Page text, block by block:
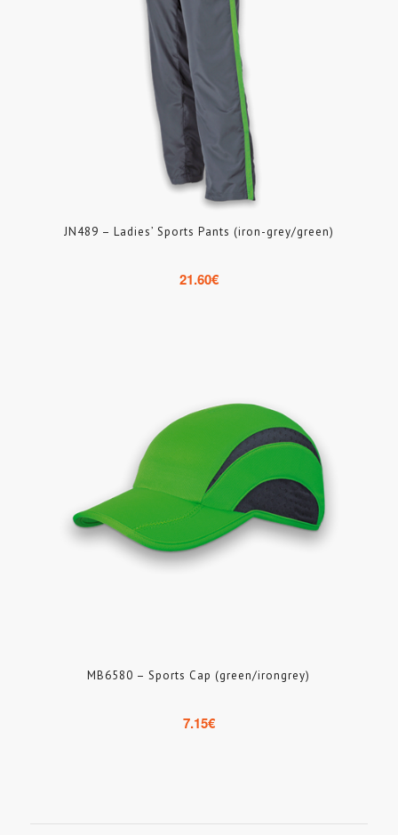
JN489 – Ladies’ Sports Pants (iron-grey/green)
21.60€
MB6580 – Sports Cap (green/irongrey)
7.15€